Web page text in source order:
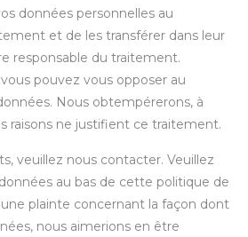
données personnelles au
et de les transférer dans leur
responsable du traitement.
pouvez vous opposer au
Nous obtempérerons, à
raisons ne justifient ce traitement.
veuillez nous contacter. Veuillez
au bas de cette politique de
plainte concernant la façon dont
nous aimerions en être